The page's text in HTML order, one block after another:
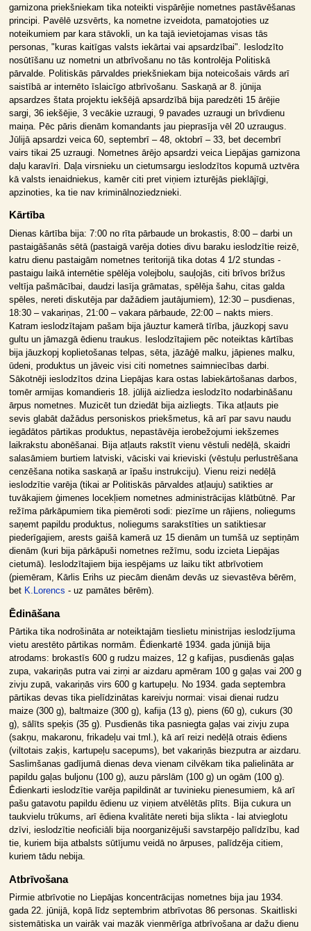
garnizona priekšniekam tika noteikti vispārējie nometnes pastāvēšanas
principi. Pavēlē uzsvērts, ka nometne izveidota, pamatojoties uz
noteikumiem par kara stāvokli, un ka tajā ievietojamas visas tās
personas, "kuras kaitīgas valsts iekārtai vai apsardzībai". Ieslodzīto
nosūtīšanu uz nometni un atbrīvošanu no tās kontrolēja Politiskā
pārvalde. Politiskās pārvaldes priekšniekam bija noteicošais vārds arī
saistībā ar internēto īslaicīgo atbrīvošanu. Saskaņā ar 8. jūnija
apsardzes štata projektu iekšējā apsardzībā bija paredzēti 15 ārējie
sargi, 36 iekšējie, 3 vecākie uzraugi, 9 pavades uzraugi un brīvdienu
maiņa. Pēc pāris dienām komandants jau pieprasīja vēl 20 uzraugus.
Jūlijā apsardzi veica 60, septembrī – 48, oktobrī – 33, bet decembrī
vairs tikai 25 uzraugi. Nometnes ārējo apsardzi veica Liepājas garnizona
daļu karavīri. Daļa virsnieku un cietumsargu ieslodzītos kopumā uztvēra
kā valsts ienaidniekus, kamēr citi pret viņiem izturējās pieklājīgi,
apzinoties, ka tie nav kriminālnoziedznieki.
Kārtība
Dienas kārtība bija: 7:00 no rīta pārbaude un brokastis, 8:00 – darbi un
pastaigāšanās sētā (pastaigā varēja doties divu baraku ieslodzītie reizē,
katru dienu pastaigām nometnes teritorijā tika dotas 4 1/2 stundas -
pastaigu laikā internētie spēlēja volejbolu, sauļojās, citi brīvos brīžus
veltīja pašmācībai, daudzi lasīja grāmatas, spēlēja šahu, citas galda
spēles, nereti diskutēja par dažādiem jautājumiem), 12:30 – pusdienas,
18:30 – vakariņas, 21:00 – vakara pārbaude, 22:00 – nakts miers.
Katram ieslodzītajam pašam bija jāuztur kamerā tīrība, jāuzkopj savu
gultu un jāmazgā ēdienu traukus. Ieslodzītajiem pēc noteiktas kārtības
bija jāuzkopj koplietošanas telpas, sēta, jāzāģē malku, jāpienes malku,
ūdeni, produktus un jāveic visi citi nometnes saimniecības darbi.
Sākotnēji ieslodzītos dzina Liepājas kara ostas labiekārtošanas darbos,
tomēr armijas komandieris 18. jūlijā aizliedza ieslodzīto nodarbināšanu
ārpus nometnes. Muzicēt tun dziedāt bija aizliegts. Tika atļauts pie
sevis glabāt dažādus personiskos priekšmetus, kā arī par savu naudu
iegādātos pārtikas produktus, nepastāvēja ierobežojumi iekšzemes
laikrakstu abonēšanai. Bija atļauts rakstīt vienu vēstuli nedēļā, skaidri
salasāmiem burtiem latviski, vāciski vai krieviski (vēstuļu perlustrēšana
cenzēšana notika saskaņā ar īpašu instrukciju). Vienu reizi nedēļā
ieslodzītie varēja (tikai ar Politiskās pārvaldes atļauju) satikties ar
tuvākajiem ģimenes locekļiem nometnes administrācijas klātbūtnē. Par
režīma pārkāpumiem tika piemēroti sodi: piezīme un rājiens, noliegums
saņemt papildu produktus, noliegums sarakstīties un satiktiesar
piederīgajiem, arests gaišā kamerā uz 15 dienām un tumšā uz septiņām
dienām (kuri bija pārkāpuši nometnes režīmu, sodu izcieta Liepājas
cietumā). Ieslodzītajiem bija iespējams uz laiku tikt atbrīvotiem
(piemēram, Kārlis Erihs uz piecām dienām devās uz sievastēva bērēm,
bet K.Lorencs - uz pamātes bērēm).
Ēdināšana
Pārtika tika nodrošināta ar noteiktajām tieslietu ministrijas ieslodzījuma
vietu arestēto pārtikas normām. Ēdienkartē 1934. gada jūnijā bija
atrodams: brokastīs 600 g rudzu maizes, 12 g kafijas, pusdienās gaļas
zupa, vakariņās putra vai zirņi ar aizdaru apmēram 100 g gaļas vai 200 g
zivju zupā, vakariņās virs 600 g kartupeļu. No 1934. gada septembra
pārtikas devas tika pielīdzinātas kareivju normai: visai dienai rudzu
maize (300 g), baltmaize (300 g), kafija (13 g), piens (60 g), cukurs (30
g), sālīts speķis (35 g). Pusdienās tika pasniegta gaļas vai zivju zupa
(sakņu, makaronu, frikadeļu vai tml.), kā arī reizi nedēļā otrais ēdiens
(viltotais zaķis, kartupeļu sacepums), bet vakariņās biezputra ar aizdaru.
Saslimšanas gadījumā dienas deva vienam cilvēkam tika palielināta ar
papildu gaļas buljonu (100 g), auzu pārslām (100 g) un ogām (100 g).
Ēdienkarti ieslodzītie varēja papildināt ar tuvinieku pienesumiem, kā arī
pašu gatavotu papildu ēdienu uz viņiem atvēlētās plīts. Bija cukura un
taukvielu trūkums, arī ēdiena kvalitāte nereti bija slikta - lai atvieglotu
dzīvi, ieslodzītie neoficiāli bija noorganizējuši savstarpējo palīdzību, kad
tie, kuriem bija atbalsts sūtījumu veidā no ārpuses, palīdzēja citiem,
kuriem tādu nebija.
Atbrīvošana
Pirmie atbrīvotie no Liepājas koncentrācijas nometnes bija jau 1934.
gada 22. jūnijā, kopā līdz septembrim atbrīvotas 86 personas. Skaitliski
sistemātiska un vairāk vai mazāk vienmērīga atbrīvošana ar dažu dienu